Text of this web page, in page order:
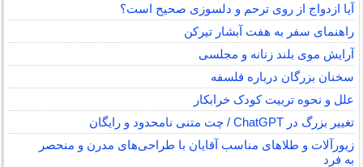
آیا ازدواج از روی ترحم و دلسوزی صحیح است؟
راهنمای سفر به هفت آبشار تیرکن
آرایش موی بلند زنانه و مجلسی
سخنان بزرگان درباره فلسفه
علل و نحوه تربیت کودک خرابکار
تغییر بزرگ در ChatGPT / چت متنی نامحدود و رایگان
زیورآلات و طلاهای مناسب آقایان با طراحی‌های مدرن و منحصر
به فرد